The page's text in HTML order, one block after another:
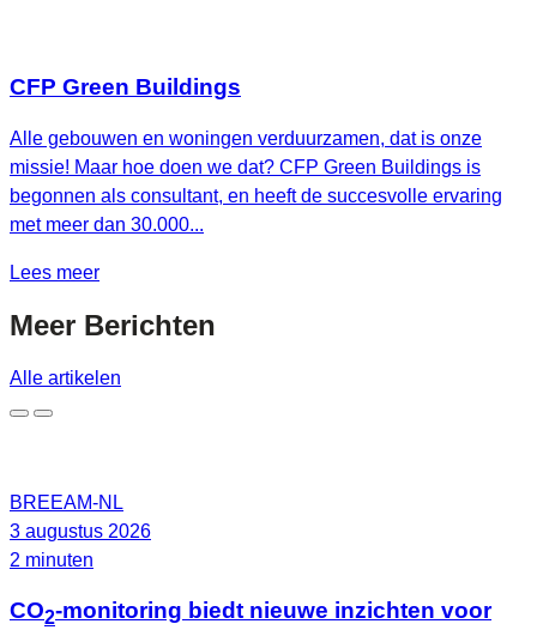
CFP Green Buildings
Alle gebouwen en woningen verduurzamen, dat is onze
missie! Maar hoe doen we dat? CFP Green Buildings is
begonnen als consultant, en heeft de succesvolle ervaring
met meer dan 30.000...
Lees meer
Meer Berichten
Alle artikelen
BREEAM-NL
3 augustus 2026
2 minuten
CO2-monitoring biedt nieuwe inzichten voor